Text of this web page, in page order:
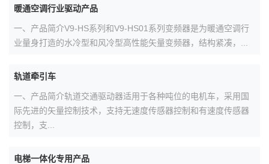
暖通空调行业驱动产品
一、产品简介V9-HS系列和V9-HS01系列变频器是为暖通空调行
业量身打造的水冷型和风冷型高性能矢量变频器，结构紧凑，...
轨道牵引车
一、产品简介轨道交通驱动器适用于各种吨位的电机车，采用国
际先进的矢量控制技术，支持无速度传感器控制和有速度传感器
控制，支...
电梯一体化专用产品